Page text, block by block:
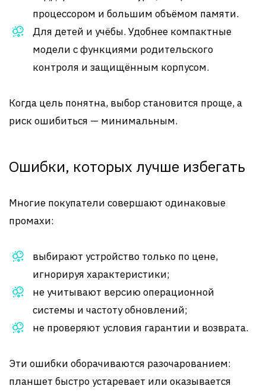
процессором и большим объёмом памяти.
Для детей и учёбы. Удобнее компактные
модели с функциями родительского
контроля и защищённым корпусом.
Когда цель понятна, выбор становится проще, а
риск ошибиться — минимальным.
Ошибки, которых лучше избегать
Многие покупатели совершают одинаковые
промахи:
выбирают устройство только по цене,
игнорируя характеристики;
не учитывают версию операционной
системы и частоту обновлений;
не проверяют условия гарантии и возврата.
Эти ошибки оборачиваются разочарованием:
планшет быстро устаревает или оказывается